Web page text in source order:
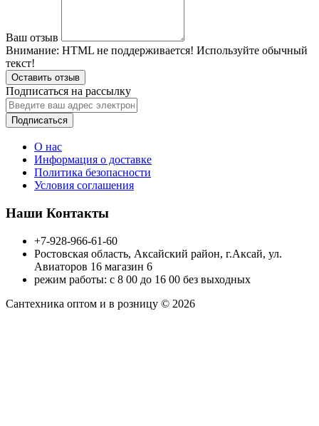
Ваш отзыв
Внимание: HTML не поддерживается! Используйте обычный
текст!
Оставить отзыв
Подписаться на рассылку
Подписаться
О нас
Информация о доставке
Политика безопасности
Условия соглашения
Наши Контакты
+7-928-966-61-60
Ростовская область, Аксайский район, г.Аксай, ул.
Авиаторов 16 магазин 6
режим работы: с 8 00 до 16 00 без выходных
Сантехника оптом и в розницу © 2026